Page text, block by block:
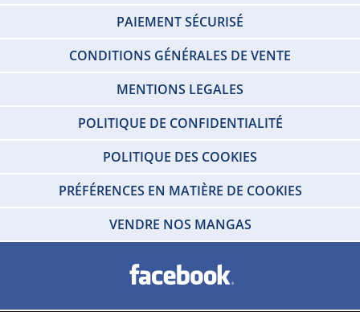
PAIEMENT SÉCURISÉ
CONDITIONS GÉNÉRALES DE VENTE
MENTIONS LEGALES
POLITIQUE DE CONFIDENTIALITÉ
POLITIQUE DES COOKIES
PRÉFÉRENCES EN MATIÈRE DE COOKIES
VENDRE NOS MANGAS